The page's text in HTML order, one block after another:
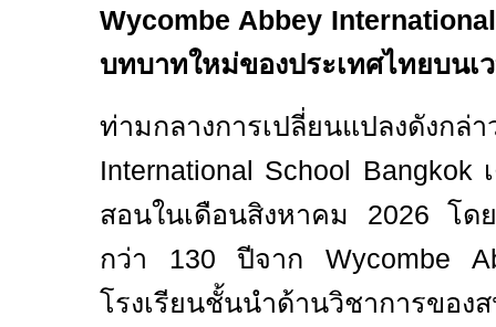
Wycombe Abbey
บทบาทใหม่ของประเทศไทยบนเ
ท่ามกลางการเปลี่ยนแปลงดังก
International School Bangkok
สอนในเดือนสิงหาคม 2026 โด
กว่า 130ปีจากWycombe
โรงเรียนชั้นนำด้านวิชาการขอ